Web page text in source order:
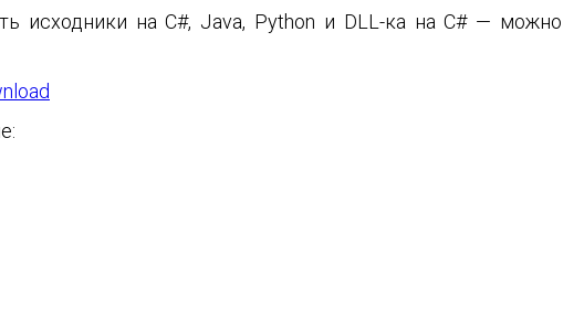
исходники на C#, Java, Python и DLL-ка на C# — можно